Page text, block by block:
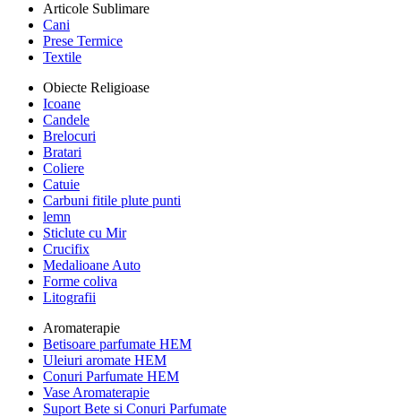
Articole Sublimare
Cani
Prese Termice
Textile
Obiecte Religioase
Icoane
Candele
Brelocuri
Bratari
Coliere
Catuie
Carbuni fitile plute punti
lemn
Sticlute cu Mir
Crucifix
Medalioane Auto
Forme coliva
Litografii
Aromaterapie
Betisoare parfumate HEM
Uleiuri aromate HEM
Conuri Parfumate HEM
Vase Aromaterapie
Suport Bete si Conuri Parfumate